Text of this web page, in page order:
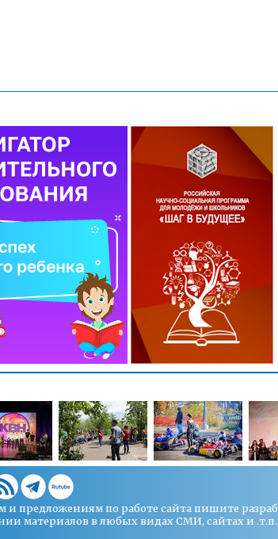
и предложениям по работе сайта пишите
материалов в любых видах СМИ, сайтах и